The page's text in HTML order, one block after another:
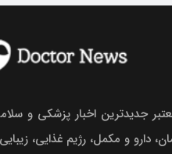
جدیدترین اخبار پزشکی و
دارو و مکمل، رژیم غذایی،